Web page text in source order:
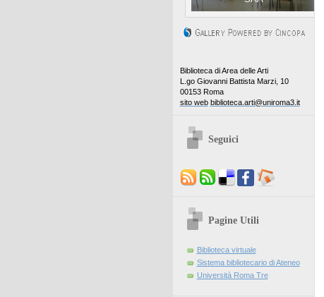
Biblioteca di Area delle Arti
L.go Giovanni Battista Marzi, 10
00153 Roma
sito web biblioteca.arti@uniroma3.it
Seguici
Pagine Utili
Biblioteca virtuale
Sistema bibliotecario di Ateneo
Università Roma Tre